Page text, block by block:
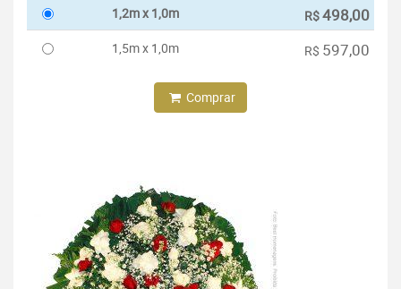
1,2m x 1,0m R$498,00
1,5m x 1,0m R$ 597,00
Comprar